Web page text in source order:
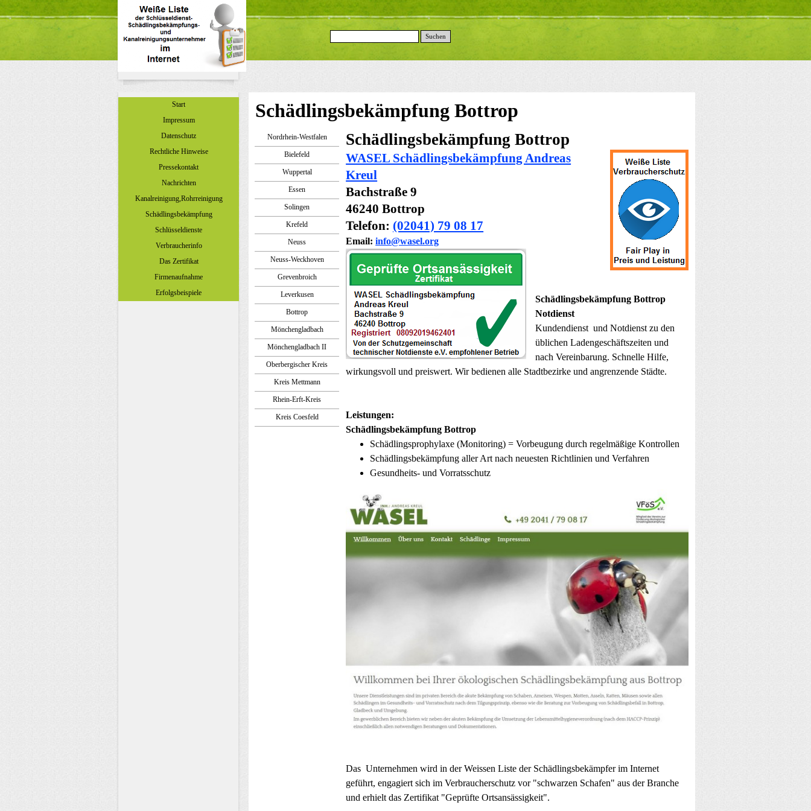
Suchen
Start
Impressum
Datenschutz
Rechtliche Hinweise
Pressekontakt
Nachrichten
Kanalreinigung,Rohrreinigung
Schädlingsbekämpfung
Schlüsseldienste
Verbraucherinfo
Das Zertifikat
Firmenaufnahme
Erfolgsbeispiele
Schädlingsbekämpfung Bottrop
Schädlingsbekämpfung Bottrop
WASEL Schädlingsbekämpfung Andreas
Kreul
Bachstraße 9
46240 Bottrop
Telefon: (02041) 79 08 17
Email:info@wasel.org
Schädlingsbekämpfung Bottrop
Notdienst
Kundendienst und Notdienst zu den
üblichen Ladengeschäftszeiten und
nach Vereinbarung. Schnelle Hilfe,
wirkungsvoll und preiswert. Wir bedienen alle Stadtbezirke und angrenzende Städte.
Leistungen:
Schädlingsbekämpfung Bottrop
Schädlingsprophylaxe (Monitoring) = Vorbeugung durch regelmäßige Kontrollen
Schädlingsbekämpfung aller Art nach neuesten Richtlinien und Verfahren
Gesundheits- und Vorratsschutz
Das Unternehmen wird in der Weissen Liste der Schädlingsbekämpfer im Internet
geführt, engagiert sich im Verbraucherschutz vor "schwarzen Schafen" aus der Branche
und erhielt das Zertifikat "Geprüfte Ortsansässigkeit".
Nordrhein-Westfalen
Bielefeld
Wuppertal
Essen
Solingen
Krefeld
Neuss
Neuss-Weckhoven
Grevenbroich
Leverkusen
Bottrop
Mönchengladbach
Mönchengladbach II
Oberbergischer Kreis
Kreis Mettmann
Rhein-Erft-Kreis
Kreis Coesfeld